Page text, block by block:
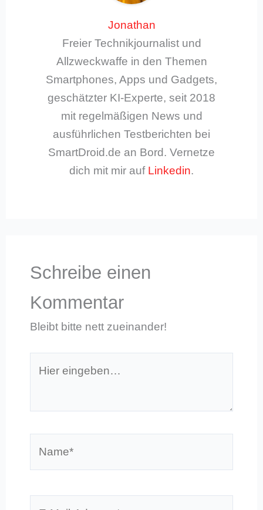
Jonathan
Freier Technikjournalist und
Allzweckwaffe in den Themen
Smartphones, Apps und Gadgets,
geschätzter KI-Experte, seit 2018
mit regelmäßigen News und
ausführlichen Testberichten bei
SmartDroid.de an Bord. Vernetze
dich mit mir auf Linkedin.
Schreibe einen
Kommentar
Bleibt bitte nett zueinander!
eingeben…